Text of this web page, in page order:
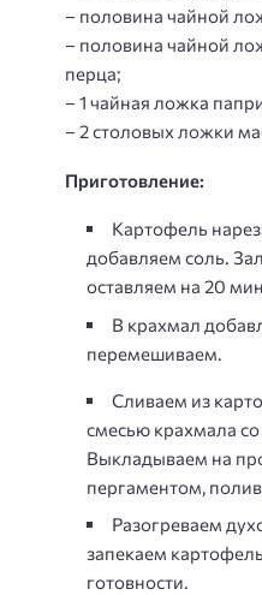
– половина чайной
– половина чайной
перца;
– 1 чайная ложка
– 2 столовых ложки
Приготовление:
Картофель
добавляем соль.
оставляем на 20
В крахмал
перемешиваем.
Сливаем из
смесью крахмала со
Выкладываем на
пергаментом,
Разогреваем
запекаем
готовности.